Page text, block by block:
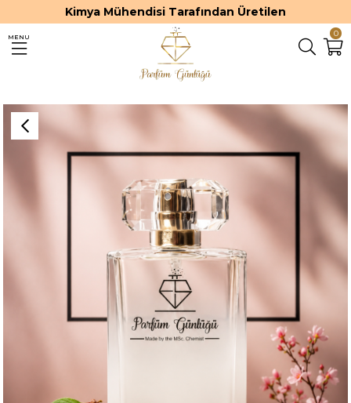
Kimya Mühendisi Tarafından Üretilen
0
MENU